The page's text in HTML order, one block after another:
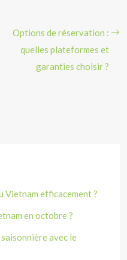
Options de réservation :
quelles plateformes et
garanties choisir ?
Vietnam efficacement ?
en octobre ?
avec le